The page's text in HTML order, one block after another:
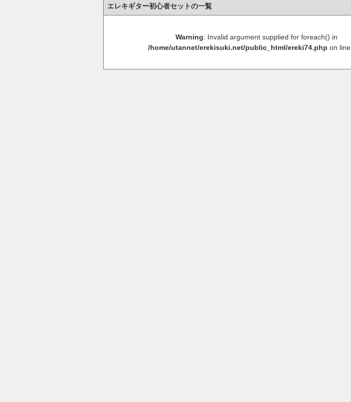
エレキギター初心者セットの一覧
Warning: Invalid argument supplied for foreach() in
/home/utannet/erekisuki.net/public_html/ereki74.php on line